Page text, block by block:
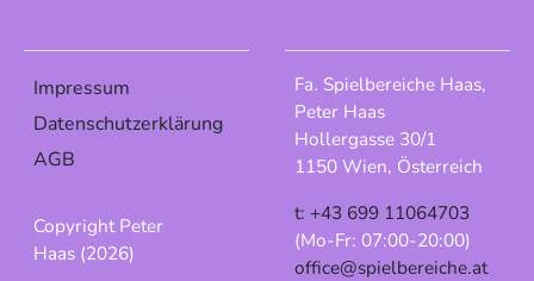
Impressum
Datenschutzerklärung
AGB
Copyright Peter
Haas (2026)
Fa. Spielbereiche Haas,
Peter Haas
Hollergasse 30/1
1150 Wien, Österreich
t: +43 699 11064703
(Mo-Fr: 07:00-20:00)
office@spielbereiche.at